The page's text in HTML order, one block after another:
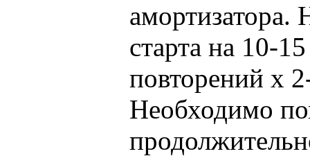
амортизатора.
старта на 10-
повторений х
Необходимо